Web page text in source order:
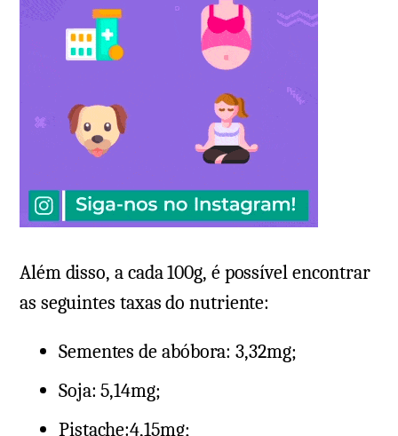
Além disso, a cada 100g, é possível encontrar
as seguintes taxas do nutriente:
Sementes de abóbora: 3,32mg;
Soja: 5,14mg;
Pistache:4,15mg;